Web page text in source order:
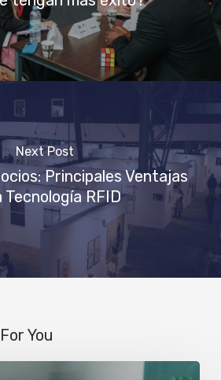
Next Post
Principales Ventajas
Tecnología RFID
You